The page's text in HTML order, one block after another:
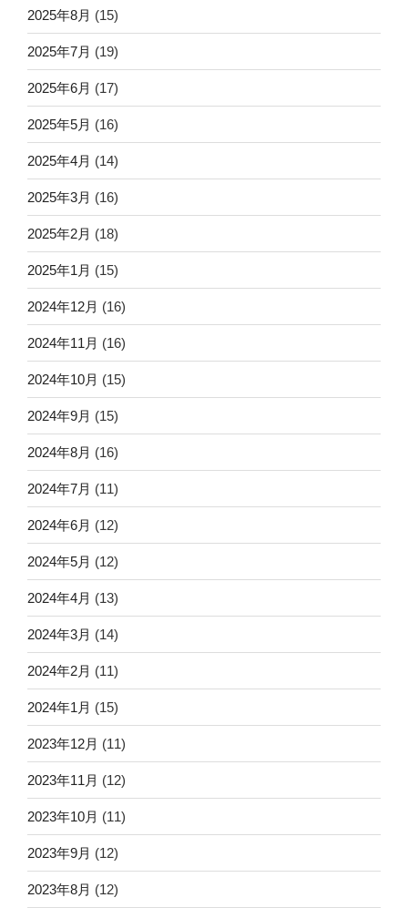
2025年8月 (15)
2025年7月 (19)
2025年6月 (17)
2025年5月 (16)
2025年4月 (14)
2025年3月 (16)
2025年2月 (18)
2025年1月 (15)
2024年12月 (16)
2024年11月 (16)
2024年10月 (15)
2024年9月 (15)
2024年8月 (16)
2024年7月 (11)
2024年6月 (12)
2024年5月 (12)
2024年4月 (13)
2024年3月 (14)
2024年2月 (11)
2024年1月 (15)
2023年12月 (11)
2023年11月 (12)
2023年10月 (11)
2023年9月 (12)
2023年8月 (12)